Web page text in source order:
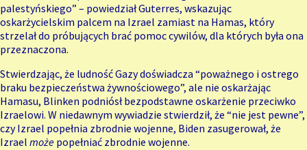
palestyńskiego” – powiedział Guterres, wskazując
oskarżycielskim palcem na Izrael zamiast na Hamas, który
strzelał do próbujących brać pomoc cywilów, dla których była ona
przeznaczona.
Stwierdzając, że ludność Gazy doświadcza “poważnego i ostrego
braku bezpieczeństwa żywnościowego”, ale nie oskarżając
Hamasu, Blinken podniósł bezpodstawne oskarżenie przeciwko
Izraelowi. W niedawnym wywiadzie stwierdził, że “nie jest pewne”,
czy Izrael popełnia zbrodnie wojenne, Biden zasugerował, że
Izrael może popełniać zbrodnie wojenne.